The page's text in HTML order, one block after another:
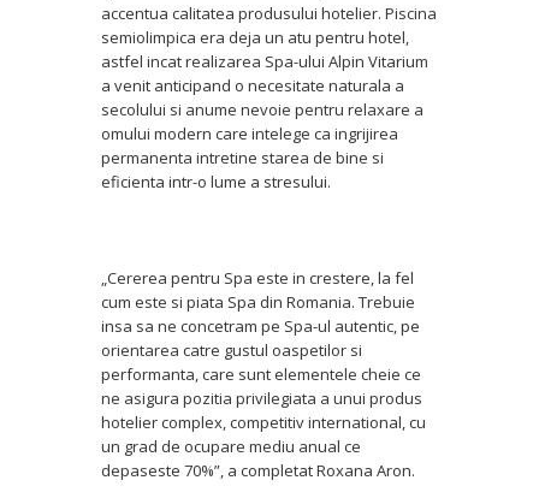
accentua calitatea produsului hotelier. Piscina
semiolimpica era deja un atu pentru hotel,
astfel incat realizarea Spa-ului Alpin Vitarium
a venit anticipand o necesitate naturala a
secolului si anume nevoie pentru relaxare a
omului modern care intelege ca ingrijirea
permanenta intretine starea de bine si
eficienta intr-o lume a stresului.
„Cererea pentru Spa este in crestere, la fel
cum este si piata Spa din Romania. Trebuie
insa sa ne concetram pe Spa-ul autentic, pe
orientarea catre gustul oaspetilor si
performanta, care sunt elementele cheie ce
ne asigura pozitia privilegiata a unui produs
hotelier complex, competitiv international, cu
un grad de ocupare mediu anual ce
depaseste 70%”, a completat Roxana Aron.